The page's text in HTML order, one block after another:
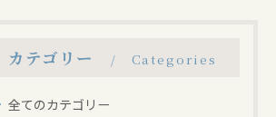
カテゴリー Categories
全てのカテゴリー